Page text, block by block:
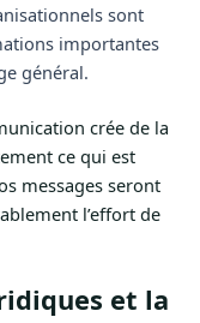
sont
importantes
général.
crée de la
ce qui est
messages seront
l’effort de
et la